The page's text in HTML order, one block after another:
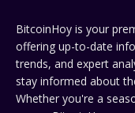
BitcoinHoy is your
offering up-to-date
trends, and expert
stay informed about
Whether you're a